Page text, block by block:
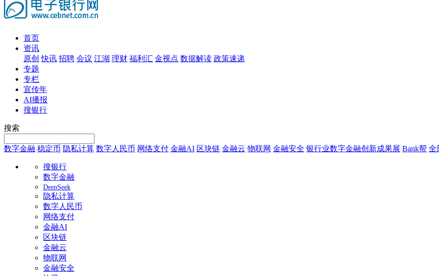
首页
资讯
原创 快讯 招聘 会议 江湖 理财 福利汇 金视点 数据解读 政策速递
专题
专栏
宣传年
AI播报
搜银行
搜索
数字金融 稳定币 隐私计算 数字人民币 网络支付 金融AI 区块链 金融云 物联网 金融安全 银行业数字金融创新成果展 Bank帮 全
搜银行
数字金融
DeepSeek
隐私计算
数字人民币
网络支付
金融AI
区块链
金融云
物联网
金融安全